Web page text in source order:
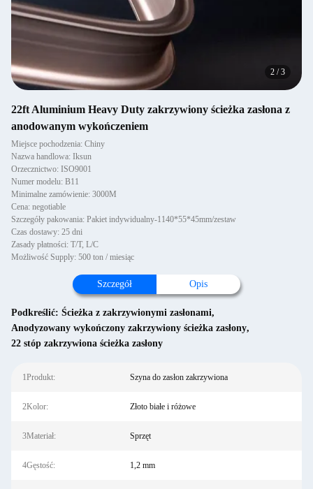
2 /3
22ft Aluminium Heavy Duty zakrzywiony ścieżka zasłona z
anodowanym wykończeniem
Miejsce pochodzenia: Chiny
Nazwa handlowa: Iksun
Orzecznictwo: ISO9001
Numer modelu: B11
Minimalne zamówienie: 3000M
Cena: negotiable
Szczegóły pakowania: Pakiet indywidualny-1140*55*45mm/zestaw
Czas dostawy: 25 dni
Zasady płatności: T/T, L/C
Możliwość Supply: 500 ton / miesiąc
Szczegół Opis
Podkreślić: Ścieżka z zakrzywionymi zasłonami,
Anodyzowany wykończony zakrzywiony ścieżka zasłony,
22 stóp zakrzywiona ścieżka zasłony
1Produkt: Szyna do zasłon zakrzywiona
2Kolor: Złoto białe i różowe
3Materiał: Sprzęt
4Gęstość: 1,2 mm